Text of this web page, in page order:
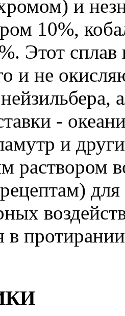
и
10%,
Этот
и не
-
и
раствором
в